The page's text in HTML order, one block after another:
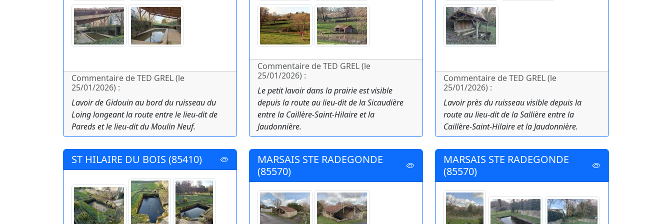
Commentaire de TED GREL (le
25/01/2026) :
Lavoir de Gidouin au bord du ruisseau du
Loing longeant la route entre le lieu-dit de
Pareds et le lieu-dit du Moulin Neuf.
Commentaire de TED GREL (le
25/01/2026) :
Le petit lavoir dans la prairie est visible
depuis la route au lieu-dit de la Sicaudière
entre la Caillère-Saint-Hilaire et la
Jaudonnière.
Commentaire de TED GREL (le
25/01/2026) :
Lavoir près du ruisseau visible depuis la
route au lieu-dit de la Sallière entre la
Caillère-Saint-Hilaire et la Jaudonnière.
ST HILAIRE DU BOIS (85410)
MARSAIS STE RADEGONDE
(85570)
MARSAIS STE RADEGONDE
(85570)